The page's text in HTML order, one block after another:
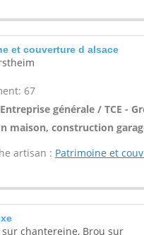
et couverture d alsace
67
Entreprise générale / TCE -
maison, construction
artisan : Patrimoine et
sur chantereine, Brou sur